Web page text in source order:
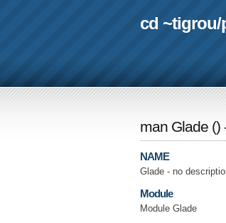
cd ~tigrou/
man Glade ()
NAME
Glade - no
Module
Module Glade